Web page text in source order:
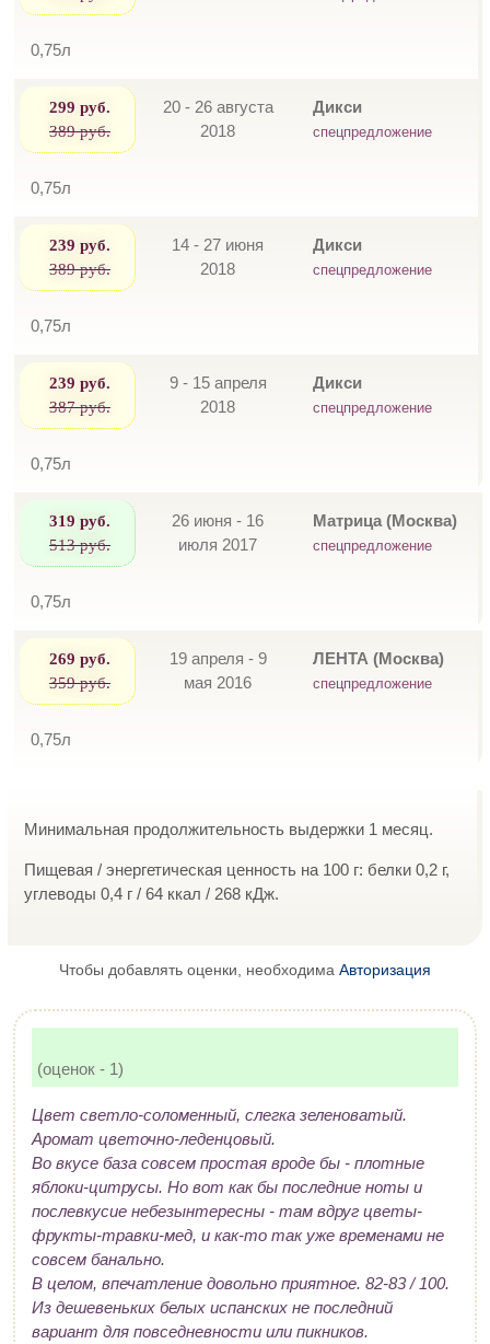
0,75л
299 руб.
389 руб.
20 - 26 августа
2018
Дикси
спецпредложение
0,75л
239 руб.
389 руб.
14 - 27 июня
2018
Дикси
спецпредложение
0,75л
239 руб.
387 руб.
9 - 15 апреля
2018
Дикси
спецпредложение
0,75л
319 руб.
513 руб.
26 июня - 16
июля 2017
Матрица (Москва)
спецпредложение
0,75л
269 руб.
359 руб.
19 апреля - 9
мая 2016
ЛЕНТА (Москва)
спецпредложение
0,75л
Минимальная продолжительность выдержки 1 месяц.
Пищевая / энергетическая ценность на 100 г: белки 0,2 г,
углеводы 0,4 г / 64 ккал / 268 кДж.
Чтобы добавлять оценки, необходима Авторизация
(оценок - 1)
Цвет светло-соломенный, слегка зеленоватый.
Аромат цветочно-леденцовый.
Во вкусе база совсем простая вроде бы - плотные
яблоки-цитрусы. Но вот как бы последние ноты и
послевкусие небезынтересны - там вдруг цветы-
фрукты-травки-мед, и как-то так уже временами не
совсем банально.
В целом, впечатление довольно приятное. 82-83 / 100.
Из дешевеньких белых испанских не последний
вариант для повседневности или пикников.